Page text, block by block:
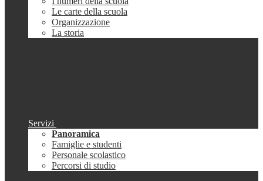
Le carte della scuola
Organizzazione
La storia
Servizi
Panoramica
Famiglie e studenti
Personale scolastico
Percorsi di studio